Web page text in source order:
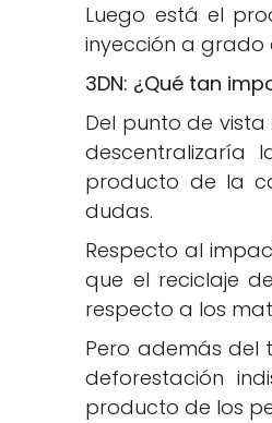
Luego está el
inyección a grado
3DN: ¿Qué tan
Del punto de
descentralizaría
producto de la
dudas.
Respecto al
que el reciclaje
respecto a los
Pero además del
deforestación
producto de los